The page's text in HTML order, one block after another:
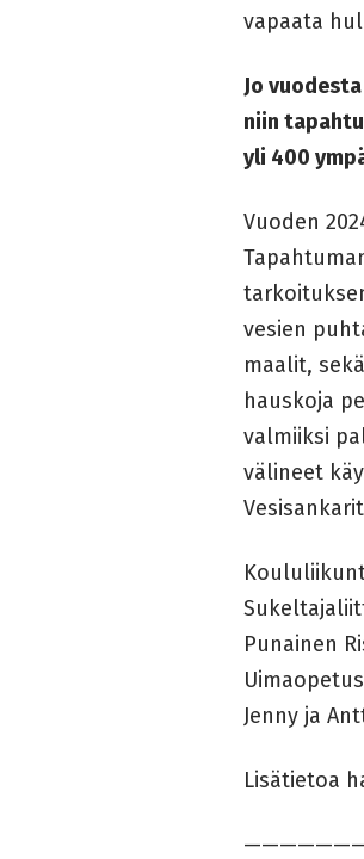
vapaata
Jo
niin
yli 400
Vuoden
vesien
maalit,
hauskoja
valmiiksi
välineet
Punainen
Jenny ja
Lisätietoa